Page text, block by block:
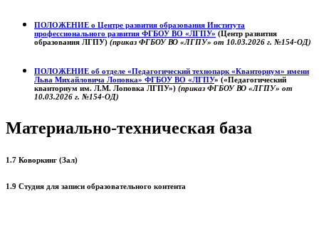
ПОЛОЖЕНИЕ о Центре развития образования Института
профессионального развития ФГБОУ ВО «ЛГПУ» (Центр развития
образования ЛГПУ) (приказ ФГБОУ ВО «ЛГПУ» от 10.03.2026 г. №154-ОД)
ПОЛОЖЕНИЕ об отделе «Педагогический технопарк «Кванториум» имени
Льва Михайловича Лоповка» ФГБОУ ВО «ЛГПУ» («Педагогический
кванториум им. Л.М. Лоповка ЛГПУ») (приказ ФГБОУ ВО «ЛГПУ» от
10.03.2026 г. №154-ОД)
Материально-техническая база
1.7 Коворкинг (Зал)
1.9 Студия для записи образовательного контента